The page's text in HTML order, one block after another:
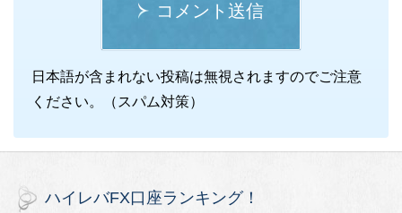
コメント送信
日本語が含まれない投稿は無視されますのでご注意
ください。（スパム対策）
ハイレバFX口座ランキング！